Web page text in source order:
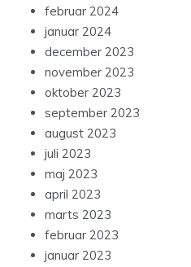
februar 2024
januar 2024
december 2023
november 2023
oktober 2023
september 2023
august 2023
juli 2023
maj 2023
april 2023
marts 2023
februar 2023
januar 2023